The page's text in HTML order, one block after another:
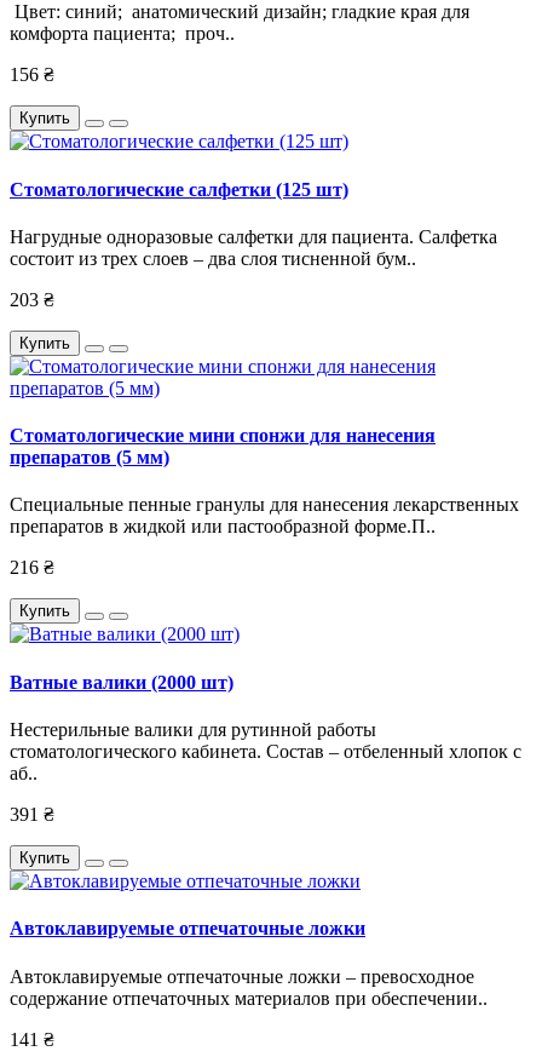
Цвет: синий; анатомический дизайн; гладкие края для
комфорта пациента; проч..
156 ₴
Купить
Стоматологические салфетки (125 шт)
Нагрудные одноразовые салфетки для пациента. Салфетка
состоит из трех слоев – два слоя тисненной бум..
203 ₴
Купить
Стоматологические мини спонжи для нанесения
препаратов (5 мм)
Специальные пенные гранулы для нанесения лекарственных
препаратов в жидкой или пастообразной форме.П..
216 ₴
Купить
Ватные валики (2000 шт)
Нестерильные валики для рутинной работы
стоматологического кабинета. Состав – отбеленный хлопок с
аб..
391 ₴
Купить
Автоклавируемые отпечаточные ложки
Автоклавируемые отпечаточные ложки – превосходное
содержание отпечаточных материалов при обеспечении..
141 ₴